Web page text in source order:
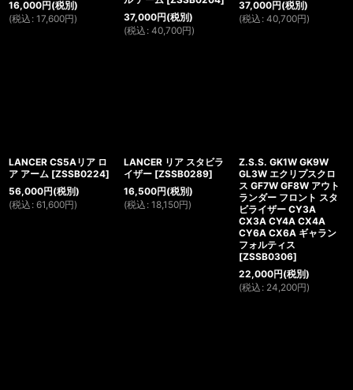
16,000円(税別)
(税込 : 17,600円)
37,000円(税別)
(税込 : 40,700円)
37,000円(税別)
(税込 : 40,700円)
LANCER CS5Aリア ロ
ア アーム [ZSSB0224]
56,000円(税別)
(税込 : 61,600円)
LANCER リア スタビラ
イザー [ZSSB0289]
16,500円(税別)
(税込 : 18,150円)
Z.S.S. GK1W GK9W
GL3W エクリプスクロ
ス GF7W GF8W アウト
ランダー フロント スタ
ビライザー CY3A
CX3A CY4A CX4A
CY6A CX6A ギャラン
フォルティス
[ZSSB0306]
22,000円(税別)
(税込 : 24,200円)